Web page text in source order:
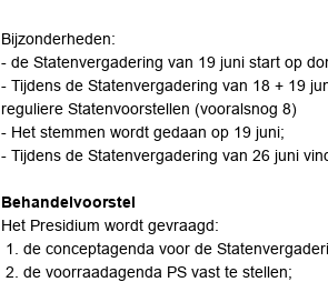
Bijzonderheden:
- de Statenvergadering van 19 juni start op
- Tijdens de Statenvergadering van 18 + 19
reguliere Statenvoorstellen (vooralsnog 8)
- Het stemmen wordt gedaan op 19 juni;
- Tijdens de Statenvergadering van 26 juni
Behandelvoorstel
Het Presidium wordt gevraagd:
de conceptagenda voor de
de voorraadagenda PS vast te stellen;